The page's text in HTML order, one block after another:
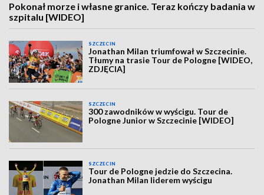
Pokonał morze i własne granice. Teraz kończy badania w
szpitalu [WIDEO]
SZCZECIN
Jonathan Milan triumfował w Szczecinie.
Tłumy na trasie Tour de Pologne [WIDEO,
ZDJĘCIA]
SZCZECIN
300 zawodników w wyścigu. Tour de
Pologne Junior w Szczecinie [WIDEO]
SZCZECIN
Tour de Pologne jedzie do Szczecina.
Jonathan Milan liderem wyścigu